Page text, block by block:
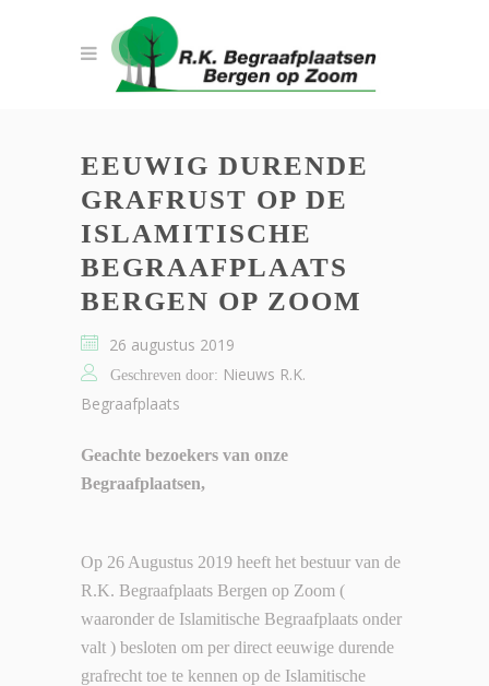
EEUWIG DURENDE
GRAFRUST OP DE
ISLAMITISCHE
BEGRAAFPLAATS
BERGEN OP ZOOM
26 augustus 2019
Geschreven door: Nieuws R.K.
Begraafplaats
Geachte bezoekers van onze
Begraafplaatsen,
Op 26 Augustus 2019 heeft het bestuur van de
R.K. Begraafplaats Bergen op Zoom (
waaronder de Islamitische Begraafplaats onder
valt ) besloten om per direct eeuwige durende
grafrecht toe te kennen op de Islamitische